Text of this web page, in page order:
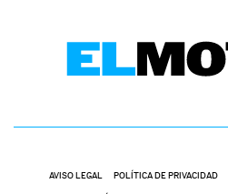
AVISO LEGAL POLÍTICA DE PRIVACIDAD